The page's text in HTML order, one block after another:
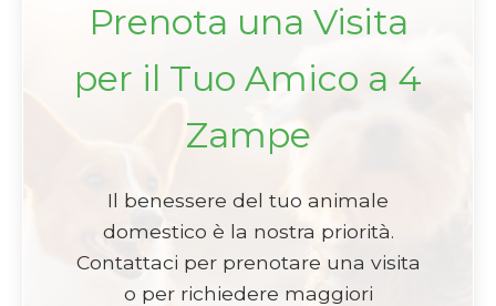
Prenota una Visita
per il Tuo Amico a 4
Zampe
Il benessere del tuo animale
domestico è la nostra priorità.
Contattaci per prenotare una visita
o per richiedere maggiori